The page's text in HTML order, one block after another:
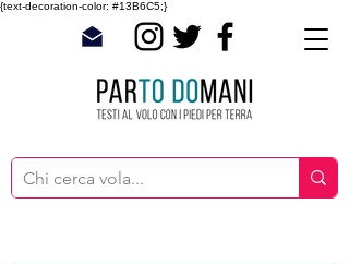
{text-decoration-color: #13B6C5;}